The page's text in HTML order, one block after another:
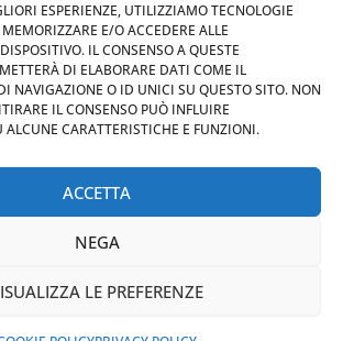
ESPERIENZE, UTILIZZIAMO TECNOLOGIE
E/O ACCEDERE ALLE
IL CONSENSO A QUESTE
DI ELABORARE DATI COME IL
NAVIGAZIONE O ID UNICI SU QUESTO SITO. NON
IL CONSENSO PUÒ INFLUIRE
ALCUNE CARATTERISTICHE E FUNZIONI.
ACCETTA
NEGA
LE PREFERENZE
MAPS
CHIAMA ORA